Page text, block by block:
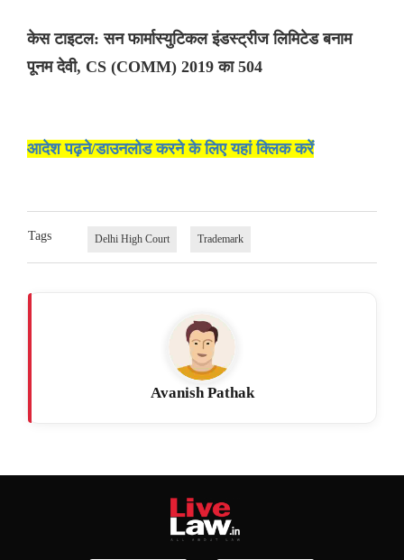
केस टाइटल: सन फार्मास्युटिकल इंडस्ट्रीज लिमिटेड बनाम
पूनम देवी, CS (COMM) 2019 का 504
आदेश पढ़ने/डाउनलोड करने के लिए यहां क्लिक करें
Tags Delhi High Court Trademark
Avanish Pathak